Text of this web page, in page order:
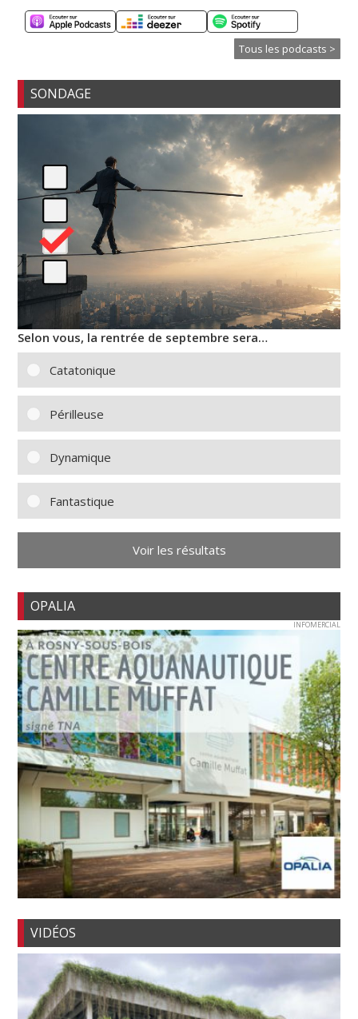
Tous les podcasts >
SONDAGE
Selon vous, la rentrée de septembre sera…
Catatonique
Périlleuse
Dynamique
Fantastique
Voir les résultats
OPALIA
INFOMERCIAL
VIDÉOS